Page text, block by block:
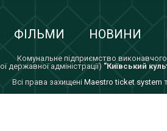
ФІЛЬМИ НОВИНИ
Комунальне підприємство
державної адміністрації) "Київський
Всi права захищенi Maestro ticket system